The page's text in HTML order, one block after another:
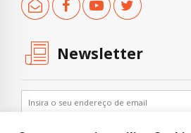
Newsletter